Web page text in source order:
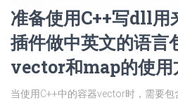
准备使用C++写dll
插件做中英文的语言
vector和map的使用
当使用C++中的容器vector时，需要